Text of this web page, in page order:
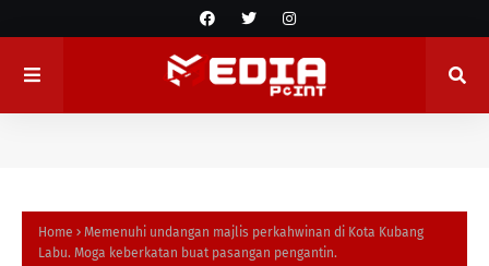
Home
Memenuhi undangan majlis perkahwinan di Kota Kubang
Labu. Moga keberkatan buat pasangan pengantin.